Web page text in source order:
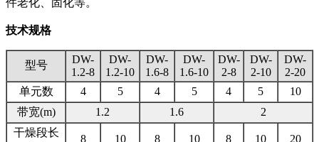
件老化、固化等。
技术规格
型号
DW-
1.2-8
DW-
1.2-10
DW-
1.6-8
DW-
1.6-10
DW-
2-8
DW-
2-10
DW-
2-20
单元数
4 5 4 5 4 5
10
带宽(m)
1.2 1.6
2
干燥段长
8 10 8 10 8 10 20